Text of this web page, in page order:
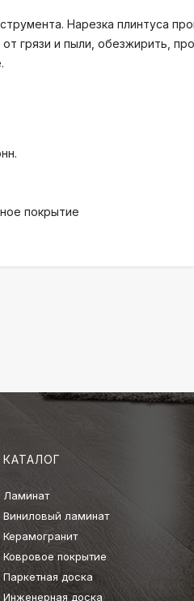
Нарезка плинтуса
грязи и пыли, обезжирить,
покрытие
КАТАЛОГ
Ламинат
Виниловый ламинат
Керамогранит
Ковровое покрытие
Паркетная доска
Инженерная доска